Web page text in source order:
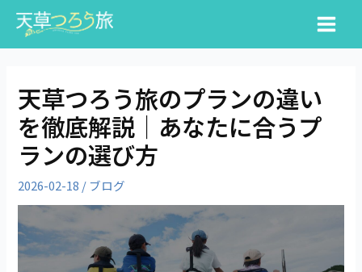
を
Main
Menu
天草つろう旅のプランの違い
を徹底解説｜あなたに合うプ
ランの選び方
2026-02-18 / ブログ
投
稿
ナ
ー
シ
ョ
ン
検
索